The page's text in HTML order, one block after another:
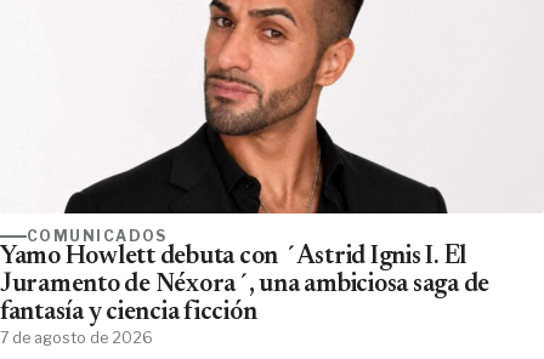
COMUNICADOS
Yamo Howlett debuta con ´Astrid Ignis I. El
Juramento de Néxora´, una ambiciosa saga de
fantasía y ciencia ficción
7 de agosto de 2026